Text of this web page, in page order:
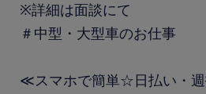
※詳細は面談にて
＃中型・大型車のお仕事
≪スマホで簡単☆日払い・週